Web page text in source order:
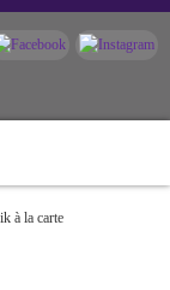
à la carte